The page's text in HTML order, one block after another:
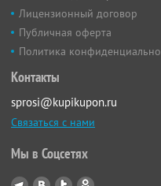
Лицензионный договор
Публичная оферта
Политика
Контакты
sprosi@kupikupon.ru
Связаться с нами
Мы в Соцсетях